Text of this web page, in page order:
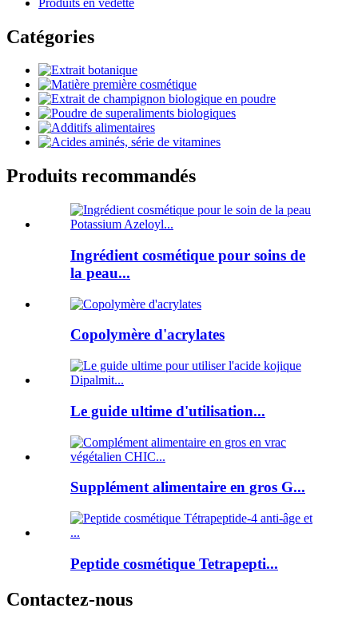
Catégories
Produits recommandés
Ingrédient cosmétique pour soins de
la peau...
Copolymère d'acrylates
Le guide ultime d'utilisation...
Supplément alimentaire en gros G...
Peptide cosmétique Tetrapepti...
Contactez-nous